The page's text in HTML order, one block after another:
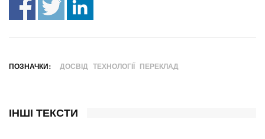
ПОЗНАЧКИ: ДОСВІД ТЕХНОЛОГІЇ ПЕРЕКЛАД
ІНШІ ТЕКСТИ